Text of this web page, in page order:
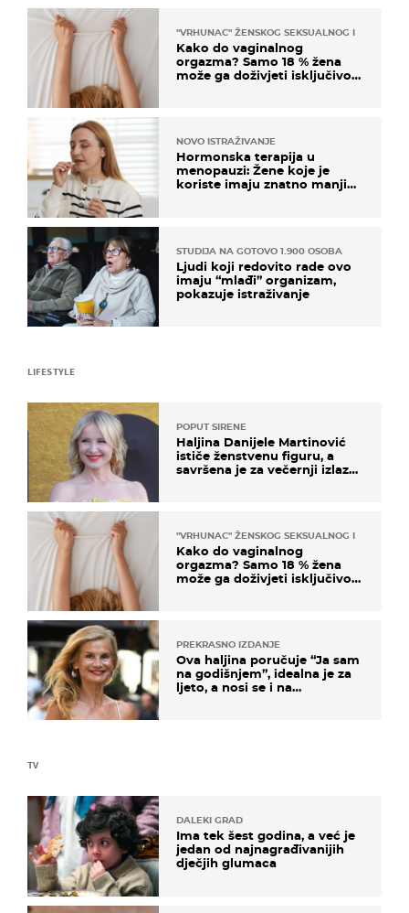
"VRHUNAC" ŽENSKOG SEKSUALNOG ISKUSTVA
Kako do vaginalnog
orgazma? Samo 18 % žena
može ga doživjeti isključivo
NOVO ISTRAŽIVANJE
Hormonska terapija u
menopauzi: Žene koje je
koriste imaju znatno manji
STUDIJA NA GOTOVO 1.900 OSOBA
Ljudi koji redovito rade ovo
imaju “mlađi” organizam,
pokazuje istraživanje
TV
DALEKI GRAD
Ima tek šest godina, a već je
jedan od najnagrađivanijih
dječjih glumaca
LIFESTYLE
POPUT SIRENE
Haljina Danijele Martinović
ističe ženstvenu figuru, a
savršena je za večernji izlazak
"VRHUNAC" ŽENSKOG SEKSUALNOG ISKUSTVA
Kako do vaginalnog
orgazma? Samo 18 % žena
može ga doživjeti isključivo
PREKRASNO IZDANJE
Ova haljina poručuje “Ja sam
na godišnjem”, idealna je za
ljeto, a nosi se i na